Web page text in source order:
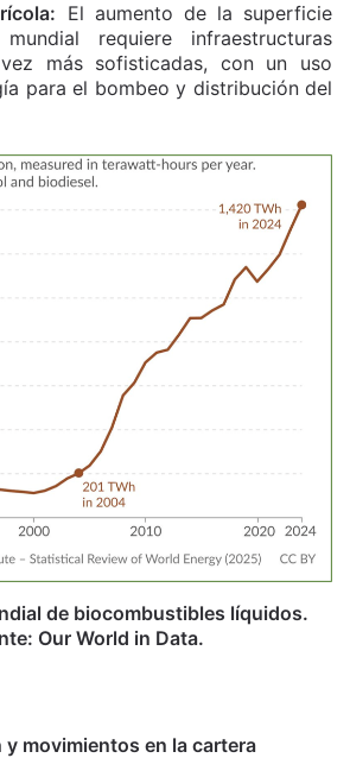
El aumento de la superficie
requiere infraestructuras
más sofisticadas, con un uso
para el bombeo y distribución del
de biocombustibles líquidos.
Our World in Data.
y movimientos en la cartera